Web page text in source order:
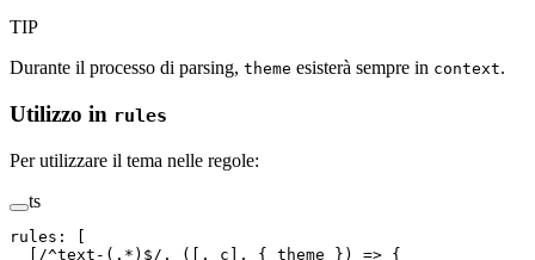
TIP
Durante il processo di parsing, theme esisterà sempre in context.
Utilizzo in rules
Per utilizzare il tema nelle regole:
ts
rules :
/^text- ( . * ) $ / , ([, c ], { theme }) => {